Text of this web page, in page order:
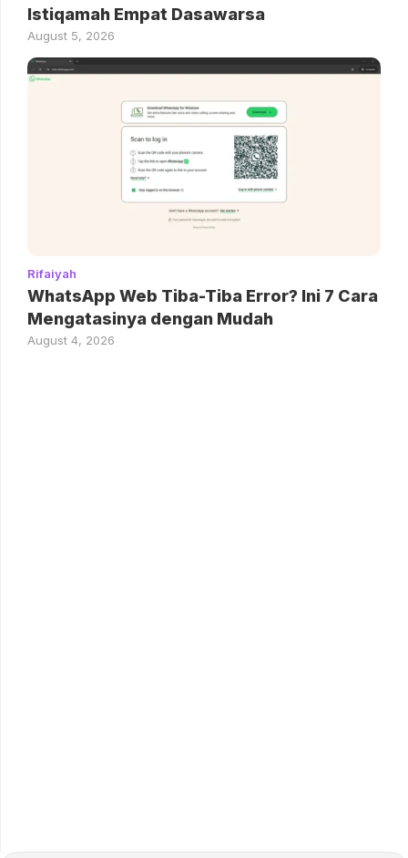
Istiqamah Empat Dasawarsa
August 5, 2026
Rifaiyah
WhatsApp Web Tiba-Tiba Error? Ini 7 Cara
Mengatasinya dengan Mudah
August 4, 2026